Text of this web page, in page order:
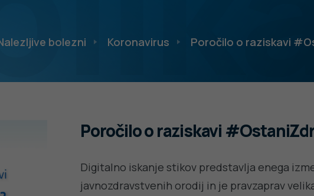
bolezni Koronavirus Poročilo o raziskavi
Poročilo o raziskavi
Digitalno iskanje stikov predstavlja enega
javnozdravstvenih orodij in je pravzaprav